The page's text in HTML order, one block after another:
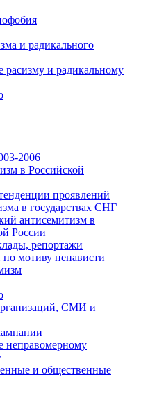
и радикального
расизму и радикальному
2006
в Российской
проявлений
в государствах СНГ
антисемитизм в
России
репортажи
мотиву ненависти
СМИ и
неправомерному
и общественные